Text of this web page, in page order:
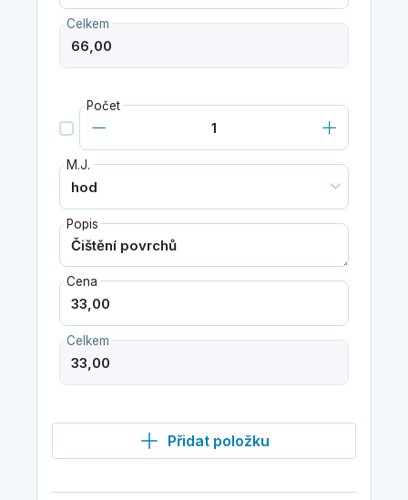
Celkem
Počet
M.J.
Popis
Cena
Celkem
Přidat položku